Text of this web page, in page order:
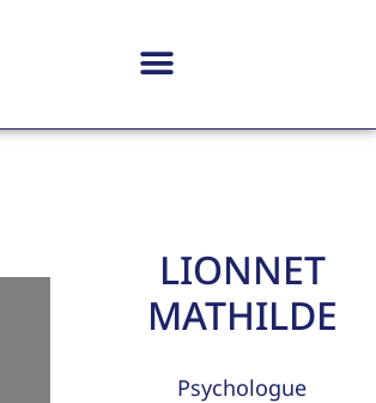
LIONNET
MATHILDE
Psychologue